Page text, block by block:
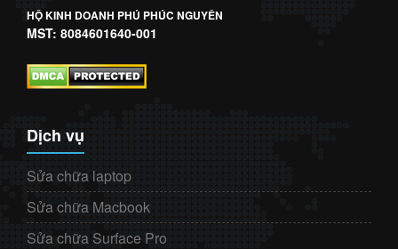
HỘ KINH DOANH PHÚ PHÚC NGUYÊN
MST: 8084601640-001
Dịch vụ
Sửa chữa laptop
Sửa chữa Macbook
Sửa chữa Surface Pro